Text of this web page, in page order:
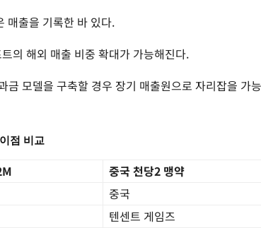
매출을 기록한 바 있다.
의 해외 매출 비중 확대가 가능해진다.
모델을 구축할 경우 장기 매출원으로 자리잡을 가
점 비교
중국 천당2 맹약
중국
텐센트 게임즈